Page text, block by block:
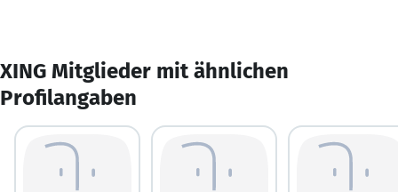
XING Mitglieder mit ähnlichen
Profilangaben